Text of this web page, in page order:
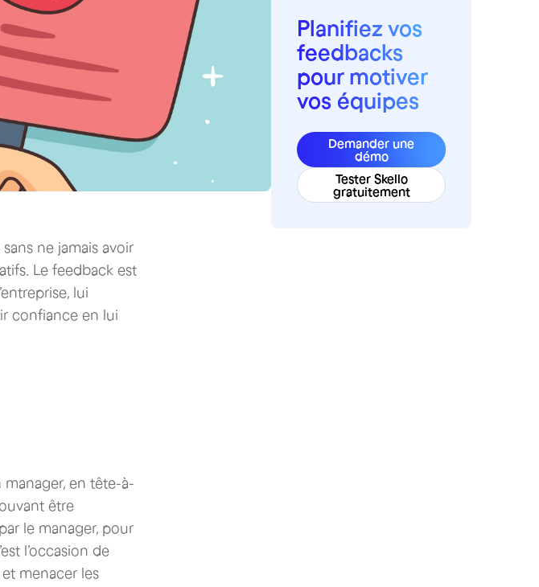
ne jamais avoir
Le feedback est
lui
confiance en lui
en tête-à-
être
le manager, pour
l’occasion de
menacer les
Planifiez vos
feedbacks
pour motiver
vos équipes
Demander une
démo
Tester Skello
gratuitement